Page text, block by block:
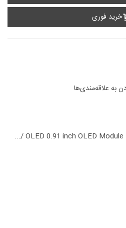
خرید فوری
به علاقه‌مندی‌ها
OLED 0.91 inch OLED Module